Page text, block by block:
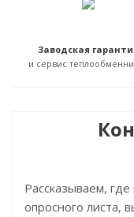
Заводская
и сервис
Рассказываем,
опросного листа,